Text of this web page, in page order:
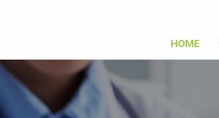
HOME